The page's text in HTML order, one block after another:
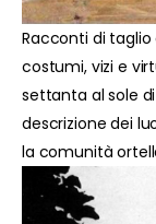
Racconti di
costumi, vizi e
settanta al sole
descrizione dei
la comunità